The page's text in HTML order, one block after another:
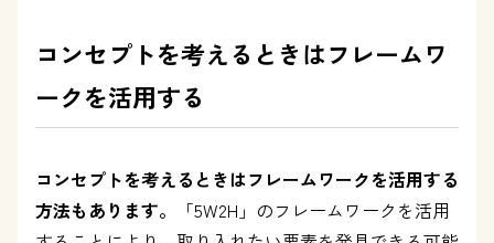
コンセプトを考えるときはフレームワ
ークを活用する
コンセプトを考えるときはフレームワークを活用する
方法もあります。
「5W2H」のフレームワークを活用